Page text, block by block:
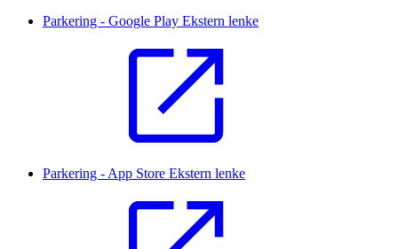
Parkering - Google Play Ekstern lenke
Parkering - App Store Ekstern lenke